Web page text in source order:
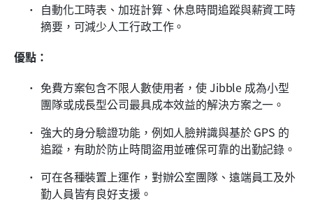
自動化工時表、加班計算、休息時間追蹤與薪資工時
摘要，可減少人工行政工作。
優點：
免費方案包含不限人數使用者，使 Jibble 成為小型
團隊或成長型公司最具成本效益的解決方案之一。
強大的身分驗證功能，例如人臉辨識與基於 GPS 的
追蹤，有助於防止時間盜用並確保可靠的出勤記錄。
可在各種裝置上運作，對辦公室團隊、遠端員工及外
勤人員皆有良好支援。